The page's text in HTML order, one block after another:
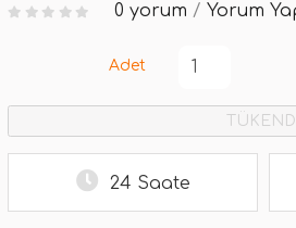
0 yorum / Yorum
Adet
TÜKENDİ
24 Saate